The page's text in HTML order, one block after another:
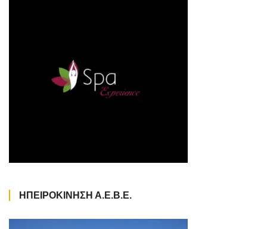
ΗΠΕΙΡΟΚΙΝΗΣΗ Α.Ε.Β.Ε.